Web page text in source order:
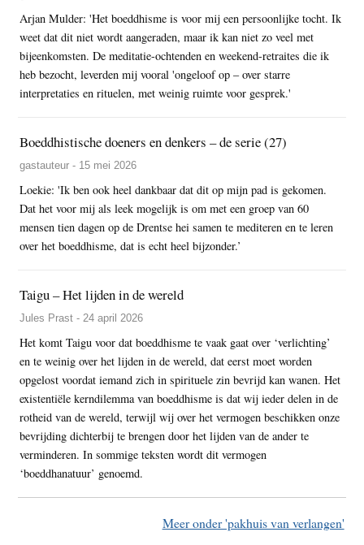
Arjan Mulder: 'Het boeddhisme is voor mij een persoonlijke tocht. Ik
weet dat dit niet wordt aangeraden, maar ik kan niet zo veel met
bijeenkomsten. De meditatie-ochtenden en weekend-retraites die ik
heb bezocht, leverden mij vooral 'ongeloof op – over starre
interpretaties en rituelen, met weinig ruimte voor gesprek.'
Boeddhistische doeners en denkers – de serie (27)
gastauteur - 15 mei 2026
Loekie: 'Ik ben ook heel dankbaar dat dit op mijn pad is gekomen.
Dat het voor mij als leek mogelijk is om met een groep van 60
mensen tien dagen op de Drentse hei samen te mediteren en te leren
over het boeddhisme, dat is echt heel bijzonder.’
Taigu – Het lijden in de wereld
Jules Prast - 24 april 2026
Het komt Taigu voor dat boeddhisme te vaak gaat over ‘verlichting’
en te weinig over het lijden in de wereld, dat eerst moet worden
opgelost voordat iemand zich in spirituele zin bevrijd kan wanen. Het
existentiële kerndilemma van boeddhisme is dat wij ieder delen in de
rotheid van de wereld, terwijl wij over het vermogen beschikken onze
bevrijding dichterbij te brengen door het lijden van de ander te
verminderen. In sommige teksten wordt dit vermogen
‘boeddhanatuur’ genoemd.
Meer onder 'pakhuis van verlangen'